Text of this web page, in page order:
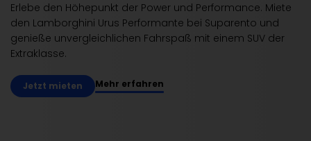
Erlebe den Höhepunkt der Power und Performance. Miete
den Lamborghini Urus Performante bei Suparento und
genieße unvergleichlichen Fahrspaß mit einem SUV der
Extraklasse.
Jetzt mieten Mehr erfahren